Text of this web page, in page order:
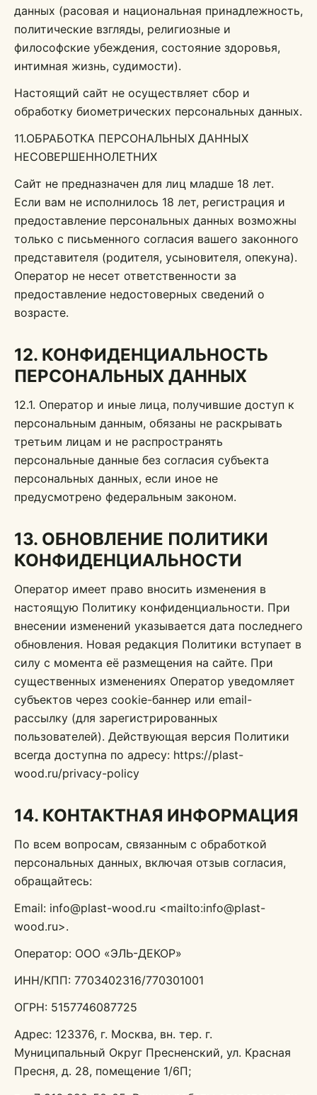
данных (расовая и национальная принадлежность,
политические взгляды, религиозные и
философские убеждения, состояние здоровья,
интимная жизнь, судимости).
Настоящий сайт не осуществляет сбор и
обработку биометрических персональных данных.
11.ОБРАБОТКА ПЕРСОНАЛЬНЫХ ДАННЫХ
НЕСОВЕРШЕННОЛЕТНИХ
Сайт не предназначен для лиц младше 18 лет.
Если вам не исполнилось 18 лет, регистрация и
предоставление персональных данных возможны
только с письменного согласия вашего законного
представителя (родителя, усыновителя, опекуна).
Оператор не несет ответственности за
предоставление недостоверных сведений о
возрасте.
12. КОНФИДЕНЦИАЛЬНОСТЬ
ПЕРСОНАЛЬНЫХ ДАННЫХ
12.1. Оператор и иные лица, получившие доступ к
персональным данным, обязаны не раскрывать
третьим лицам и не распространять
персональные данные без согласия субъекта
персональных данных, если иное не
предусмотрено федеральным законом.
13. ОБНОВЛЕНИЕ ПОЛИТИКИ
КОНФИДЕНЦИАЛЬНОСТИ
Оператор имеет право вносить изменения в
настоящую Политику конфиденциальности. При
внесении изменений указывается дата последнего
обновления. Новая редакция Политики вступает в
силу с момента её размещения на сайте. При
существенных изменениях Оператор уведомляет
субъектов через cookie-баннер или email-
рассылку (для зарегистрированных
пользователей). Действующая версия Политики
всегда доступна по адресу: https://plast-
wood.ru/privacy-policy
14. КОНТАКТНАЯ ИНФОРМАЦИЯ
По всем вопросам, связанным с обработкой
персональных данных, включая отзыв согласия,
обращайтесь:
Email: info@plast-wood.ru <mailto:info@plast-
wood.ru>.
Оператор: ООО «ЭЛЬ-ДЕКОР»
ИНН/КПП: 7703402316/770301001
ОГРН: 5157746087725
Адрес: 123376, г. Москва, вн. тер. г.
Муниципальный Округ Пресненский, ул. Красная
Пресня, д. 28, помещение 1/6П;